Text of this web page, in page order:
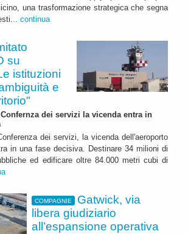
una trasformazione strategica che segna
continua
su
istituzioni
e
dei servizi la vicenda entra in
dei servizi, la vicenda dell'aeroporto
in una fase decisiva. Destinare 34 milioni di
ed edificare oltre 84.000 metri cubi di
COMPAGNIE
Gatwick, via
libera giudiziario
all’espansione operativa